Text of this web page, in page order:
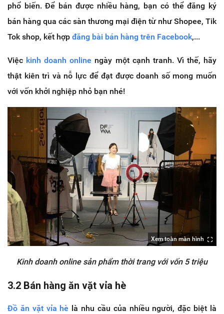
phổ biến. Để bán được nhiều hàng, bạn có thể đăng ký
bán hàng qua các sàn thương mại điện từ như Shopee, Tik
Tok shop, kết hợp đăng bài bán hàng trên Facebook,...
Việc kinh doanh online ngày một cạnh tranh. Vì thế, hãy
thật kiên trì và nỗ lực để đạt được doanh số mong muốn
với vốn khởi nghiệp nhỏ bạn nhé!
Xem toàn màn hình
Kinh doanh online sản phẩm thời trang với vốn 5 triệu
3.2 Bán hàng ăn vặt vỉa hè
Đồ ăn vặt vỉa hè là nhu cầu của nhiều người, đặc biệt là